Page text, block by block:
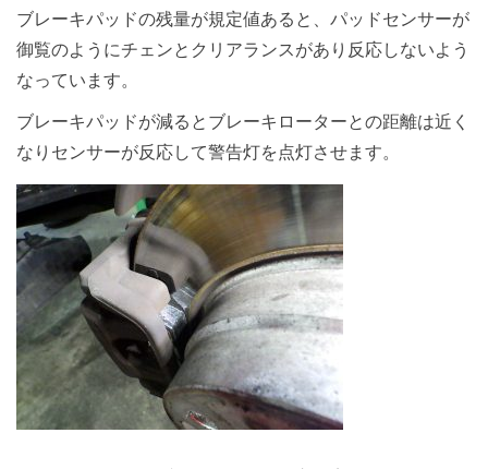
ブレーキパッドの残量が規定値あると、パッドセンサーが
御覧のようにチェンとクリアランスがあり反応しないよう
なっています。
ブレーキパッドが減るとブレーキローターとの距離は近く
なりセンサーが反応して警告灯を点灯させます。